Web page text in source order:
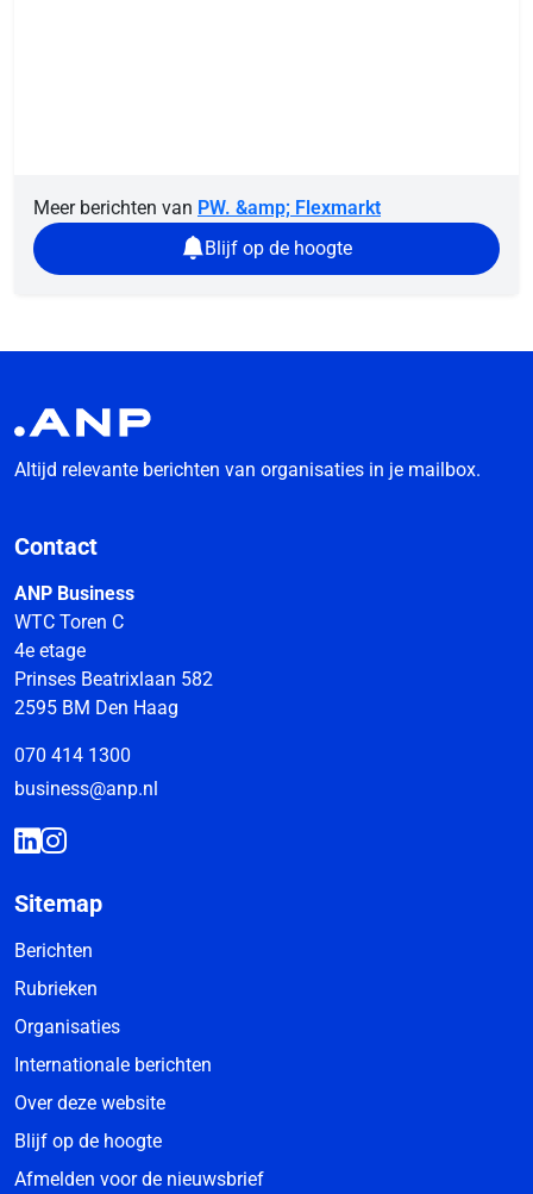
Meer berichten van PW. &amp; Flexmarkt
Blijf op de hoogte
Altijd relevante berichten van organisaties in je mailbox.
Contact
ANP Business
WTC Toren C
4e etage
Prinses Beatrixlaan 582
2595 BM Den Haag
070 414 1300
business@anp.nl
Sitemap
Berichten
Rubrieken
Organisaties
Internationale berichten
Over deze website
Blijf op de hoogte
Afmelden voor de nieuwsbrief